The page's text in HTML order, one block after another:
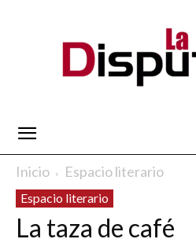
Inicio Espacio literario
Espacio literario
La taza de café